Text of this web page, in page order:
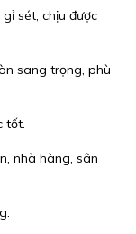
sét, chịu được
sang trọng, phù
tốt.
nhà hàng, sân